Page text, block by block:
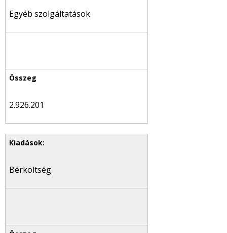
Egyéb szolgáltatások
2.926.201
Bérköltség